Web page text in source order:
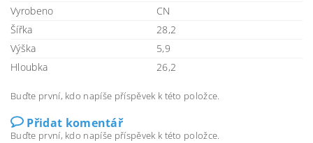
Vyrobeno
CN
Šířka
28,2
Výška
5,9
Hloubka
26,2
Buďte první, kdo napíše příspěvek k této položce.
Přidat komentář
Buďte první, kdo napíše příspěvek k této položce.